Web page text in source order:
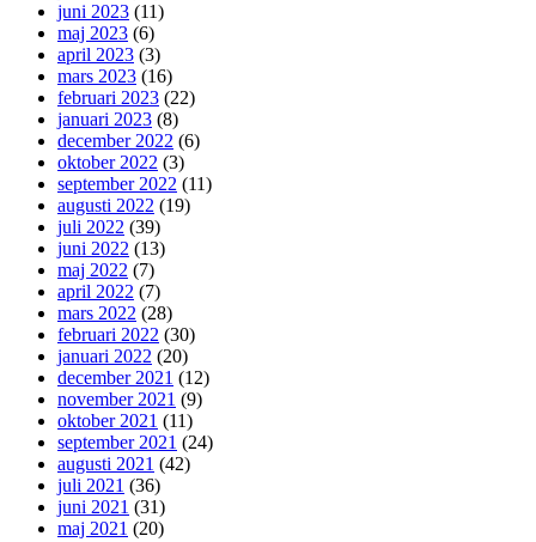
juni 2023 (11)
maj 2023 (6)
april 2023 (3)
mars 2023 (16)
februari 2023 (22)
januari 2023 (8)
december 2022 (6)
oktober 2022 (3)
september 2022 (11)
augusti 2022 (19)
juli 2022 (39)
juni 2022 (13)
maj 2022 (7)
april 2022 (7)
mars 2022 (28)
februari 2022 (30)
januari 2022 (20)
december 2021 (12)
november 2021 (9)
oktober 2021 (11)
september 2021 (24)
augusti 2021 (42)
juli 2021 (36)
juni 2021 (31)
maj 2021 (20)